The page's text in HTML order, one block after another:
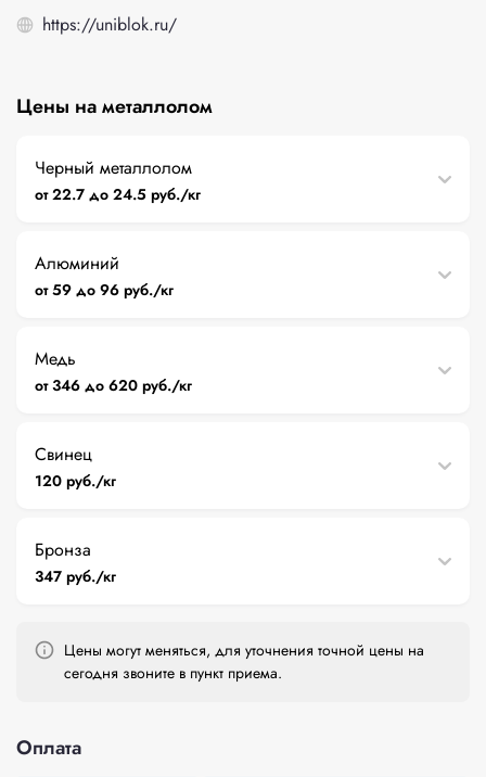
https://uniblok.ru/
Цены на металлолом
Черный металлолом
от 22.7 до 24.5 руб./кг
Алюминий
от 59 до 96 руб./кг
Медь
от 346 до 620 руб./кг
Свинец
120 руб./кг
Бронза
347 руб./кг
Цены могут меняться, для уточнения точной цены на
сегодня звоните в пункт приема.
Оплата